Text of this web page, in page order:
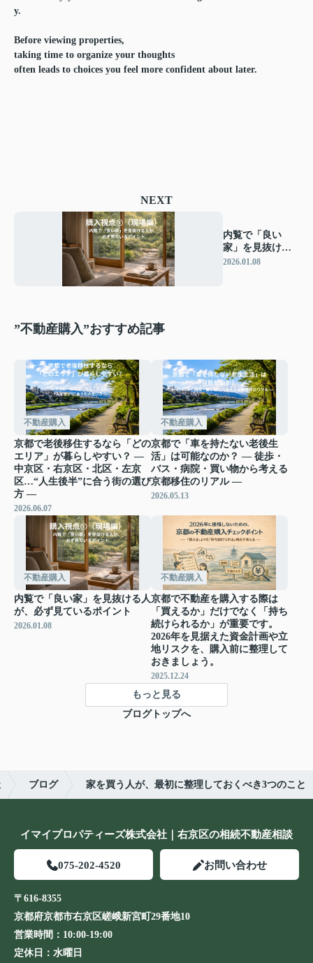
y.
Before viewing properties,
taking time to organize your thoughts
often leads to choices you feel more confident about later.
NEXT
内覧で「良い
家」を見抜ける
人が、必ず見て
2026.01.08
”不動産購入”おすすめ記事
不動産購入
京都で老後移住するなら「どの
エリア」が暮らしやすい？ ―
中京区・右京区・北区・左京
区…“人生後半”に合う街の選び
方 ―
2026.06.07
不動産購入
京都で「車を持たない老後生
活」は可能なのか？ ― 徒歩・
バス・病院・買い物から考える
京都移住のリアル ―
2026.05.13
不動産購入
内覧で「良い家」を見抜ける人
が、必ず見ているポイント
2026.01.08
不動産購入
京都で不動産を購入する際は
「買えるか」だけでなく「持ち
続けられるか」が重要です。
2026年を見据えた資金計画や立
地リスクを、購入前に整理して
おきましょう。
2025.12.24
もっと見る
ブログトップへ
ブログ 家を買う人が、最初に整理しておくべき3つのこと
イマイプロパティーズ株式会社｜右京区の相続不動産相談
075-202-4520 お問い合わせ
〒616-8355
京都府京都市右京区嵯峨新宮町29番地10
営業時間： 10:00-19:00
定休日： 水曜日